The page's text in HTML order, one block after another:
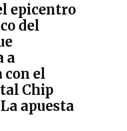
epicentro
del
a
con el
Chip
apuesta